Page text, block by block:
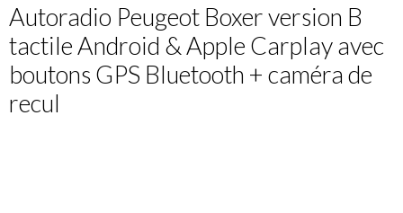
Autoradio Peugeot Boxer version B
tactile Android & Apple Carplay avec
boutons GPS Bluetooth + caméra de
recul